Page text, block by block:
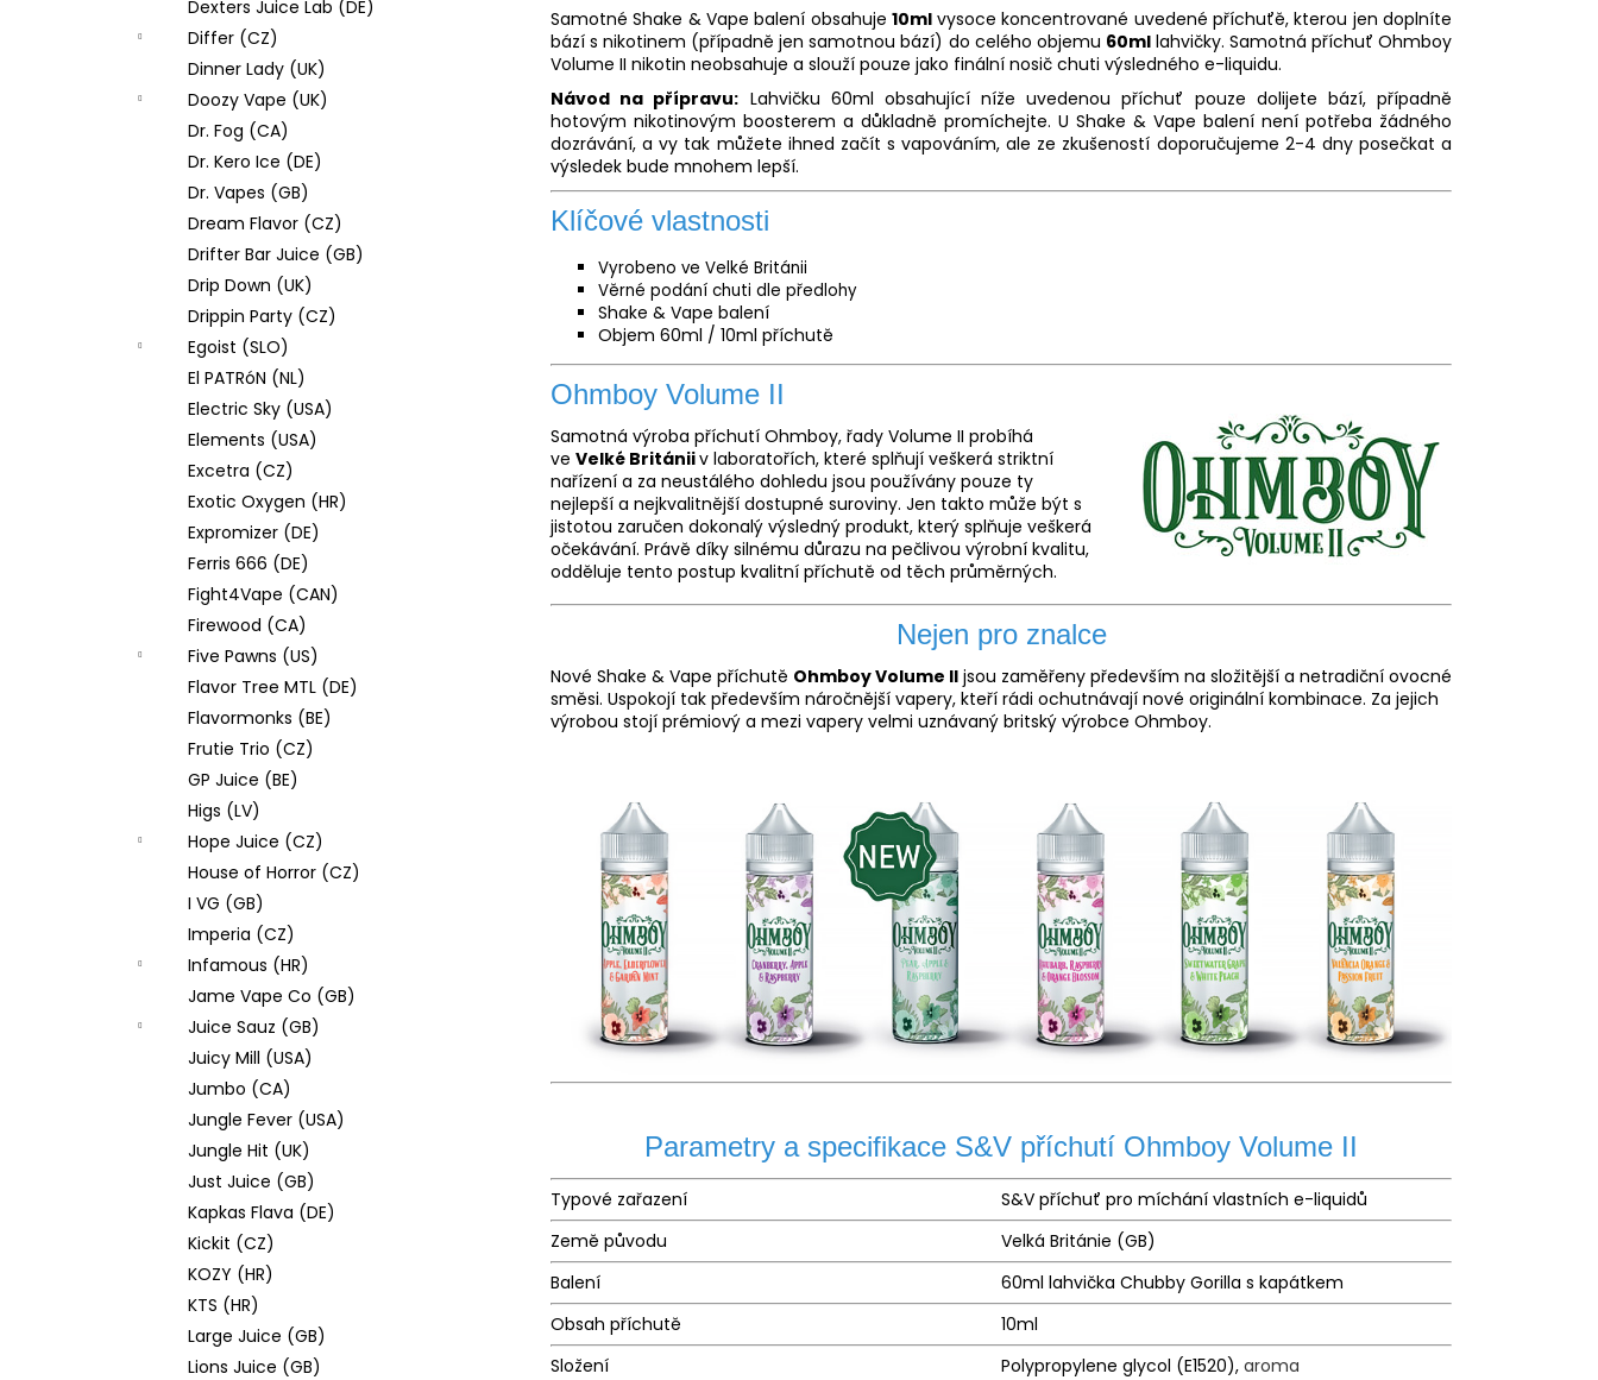
Dexters Juice Lab (DE)
Differ (CZ)
Dinner Lady (UK)
Doozy Vape (UK)
Dr. Fog (CA)
Dr. Kero Ice (DE)
Dr. Vapes (GB)
Dream Flavor (CZ)
Drifter Bar Juice (GB)
Drip Down (UK)
Drippin Party (CZ)
Egoist (SLO)
El PATRóN (NL)
Electric Sky (USA)
Elements (USA)
Excetra (CZ)
Exotic Oxygen (HR)
Expromizer (DE)
Ferris 666 (DE)
Fight4Vape (CAN)
Firewood (CA)
Five Pawns (US)
Flavor Tree MTL (DE)
Flavormonks (BE)
Frutie Trio (CZ)
GP Juice (BE)
Higs (LV)
Hope Juice (CZ)
House of Horror (CZ)
I VG (GB)
Imperia (CZ)
Infamous (HR)
Jame Vape Co (GB)
Juice Sauz (GB)
Juicy Mill (USA)
Jumbo (CA)
Jungle Fever (USA)
Jungle Hit (UK)
Just Juice (GB)
Kapkas Flava (DE)
Kickit (CZ)
KOZY (HR)
KTS (HR)
Large Juice (GB)
Lions Juice (GB)
Samotné Shake & Vape balení obsahuje 10mlvysoce koncentrované uvedené příchuťě, kterou jen doplníte
bází s nikotinem (případně jen samotnou bází) do celého objemu 60mllahvičky. Samotná příchuť Ohmboy
Volume II nikotin neobsahuje a slouží pouze jako finální nosič chuti výsledného e-liquidu.
Návod na přípravu: Lahvičku 60ml obsahující níže uvedenou příchuť pouze dolijete bází, případně
hotovým nikotinovým boosterem a důkladně promíchejte. U Shake & Vape balení není potřeba žádného
dozrávání, a vy tak můžete ihned začít s vapováním, ale ze zkušeností doporučujeme 2-4 dny posečkat a
výsledek bude mnohem lepší.
Klíčové vlastnosti
Vyrobeno ve Velké Británii
Věrné podání chuti dle předlohy
Shake & Vape balení
Objem 60ml / 10ml příchutě
Ohmboy Volume II
Samotná výroba příchutí Ohmboy, řady Volume II probíhá
ve Velké Britániiv laboratořích, které splňují veškerá striktní
nařízení a za neustálého dohledu jsou používány pouze ty
nejlepší a nejkvalitnější dostupné suroviny. Jen takto může být s
jistotou zaručen dokonalý výsledný produkt, který splňuje veškerá
očekávání. Právě díky silnému důrazu na pečlivou výrobní kvalitu,
odděluje tento postup kvalitní příchutě od těch průměrných.
Nejen pro znalce
Nové Shake & Vape příchutě Ohmboy Volume II jsou zaměřeny především na složitější a netradiční ovocné
směsi. Uspokojí tak především náročnější vapery, kteří rádi ochutnávají nové originální kombinace. Za jejich
výrobou stojí prémiový a mezi vapery velmi uznávaný britský výrobce Ohmboy.
Parametry a specifikace S&V příchutí Ohmboy Volume II
Typové zařazení
S&V příchuť pro míchání vlastních e-liquidů
Země původu
Velká Británie (GB)
Balení
60ml lahvička Chubby Gorilla s kapátkem
Obsah příchutě
10ml
Složení
Polypropylene glycol (E1520), aroma